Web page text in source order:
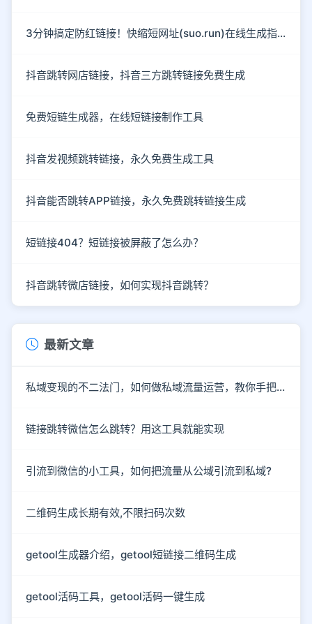
3分钟搞定防红链接！快缩短网址(suo.run)在线生成指南
抖音跳转网店链接，抖音三方跳转链接免费生成
免费短链生成器，在线短链接制作工具
抖音发视频跳转链接，永久免费生成工具
抖音能否跳转APP链接，永久免费跳转链接生成
短链接404？短链接被屏蔽了怎么办？
抖音跳转微店链接，如何实现抖音跳转？
最新文章
私域变现的不二法门，如何做私域流量运营，教你手把手入行
链接跳转微信怎么跳转？用这工具就能实现
引流到微信的小工具，如何把流量从公域引流到私域?
二维码生成长期有效,不限扫码次数
getool生成器介绍，getool短链接二维码生成
getool活码工具，getool活码一键生成